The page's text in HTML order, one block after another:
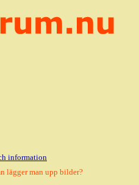
information
lägger man upp bilder?